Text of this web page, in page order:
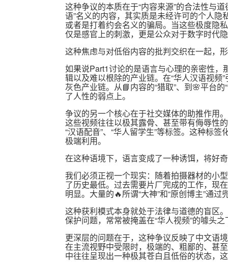
这种争议的本质在于“内容来源”的合法性与
语”名义的内容，其实质是未经许可的个人
或者是打着约会名义的骗局。当这些极度隐
仅是感官上的刺激，更是公众对于数字时代
这种焦虑与对低俗内容的批判交织在一起，
如果说Part1讨论的是语言与心理的亲密性
辑以及难以根除的产业链。在“华人汉语视
灰色产业链。从📘内容的“猎取”、到🌸平台
了人性的弱点上。
争议的另一个核心在于社交媒体的助推作用
这些视频往往以极其露骨、甚至带有侮辱性
“汉语配音”、“华人留学生”等标签。这种标
极端利用。
在这种语境下，语言变成了一种诱饵，将好
我们必须正视一个现实：随着拍摄器材的小
了历史最低。过去需要片厂完成的工作，现
明显。大量的🔥所谓“大神”和“原创博主”通
这种获利模式本身就处于法律与道德的盲区
保护问题，常常被掩盖在“华人视频”的噱头之
更深层的问题在于，这种争议反映了中文语
在主流视野中受限时，极端的、粗鄙的、甚
中往往呈现出一种极其苍白且低俗的状态，